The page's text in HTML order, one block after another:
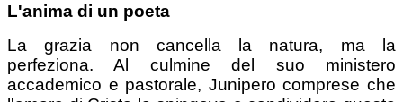
L'anima di un poeta
La grazia non cancella la natura, ma la
perfeziona. Al culmine del suo ministero
accademico e pastorale, Junipero comprese che